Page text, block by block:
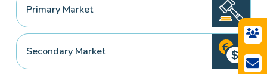
Primary Market
Secondary Market